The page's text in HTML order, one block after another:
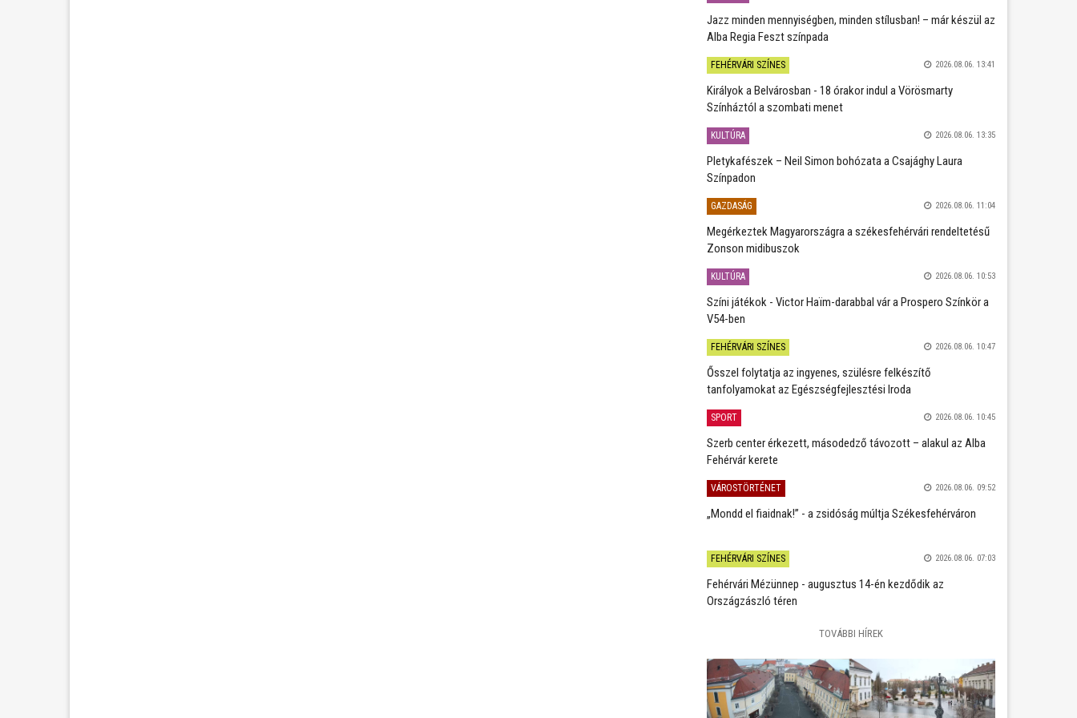
Jazz minden mennyiségben, minden stílusban! – már készül az
Alba Regia Feszt színpada
FEHÉRVÁRI SZÍNES 2026.08.06. 13:41
Királyok a Belvárosban - 18 órakor indul a Vörösmarty
Színháztól a szombati menet
KULTÚRA 2026.08.06. 13:35
Pletykafészek – Neil Simon bohózata a Csajághy Laura
Színpadon
GAZDASÁG 2026.08.06. 11:04
Megérkeztek Magyarországra a székesfehérvári rendeltetésű
Zonson midibuszok
KULTÚRA 2026.08.06. 10:53
Színi játékok - Victor Haïm-darabbal vár a Prospero Színkör a
V54-ben
FEHÉRVÁRI SZÍNES 2026.08.06. 10:47
Ősszel folytatja az ingyenes, szülésre felkészítő
tanfolyamokat az Egészségfejlesztési Iroda
SPORT 2026.08.06. 10:45
Szerb center érkezett, másodedző távozott – alakul az Alba
Fehérvár kerete
VÁROSTÖRTÉNET 2026.08.06. 09:52
„Mondd el fiaidnak!” - a zsidóság múltja Székesfehérváron
FEHÉRVÁRI SZÍNES 2026.08.06. 07:03
Fehérvári Mézünnep - augusztus 14-én kezdődik az
Országzászló téren
TOVÁBBI HÍREK